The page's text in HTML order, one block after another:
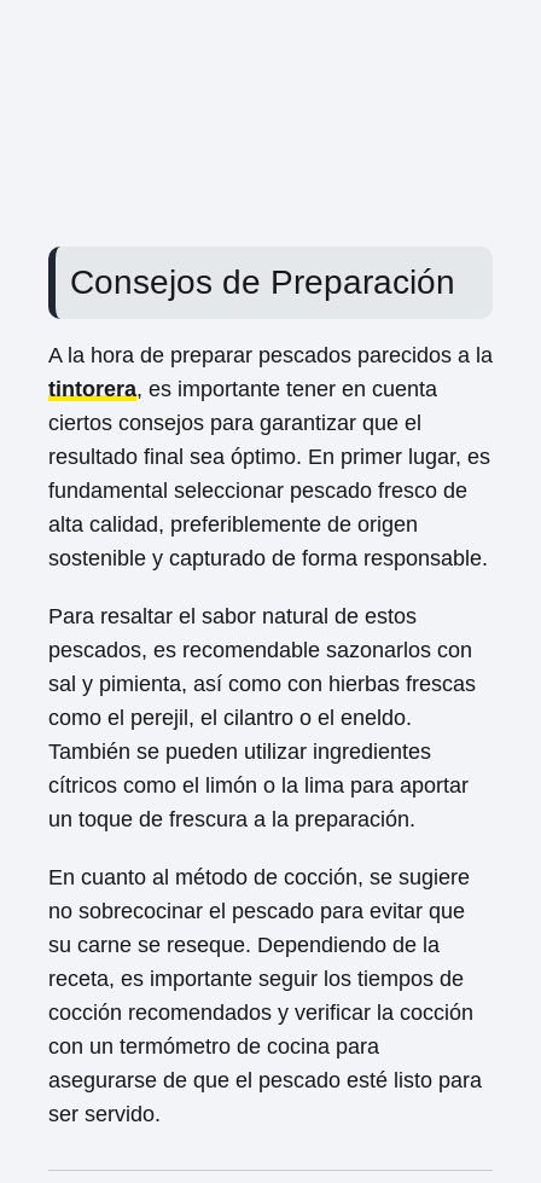
Consejos de Preparación
A la hora de preparar pescados parecidos a la
tintorera, es importante tener en cuenta
ciertos consejos para garantizar que el
resultado final sea óptimo. En primer lugar, es
fundamental seleccionar pescado fresco de
alta calidad, preferiblemente de origen
sostenible y capturado de forma responsable.
Para resaltar el sabor natural de estos
pescados, es recomendable sazonarlos con
sal y pimienta, así como con hierbas frescas
como el perejil, el cilantro o el eneldo.
También se pueden utilizar ingredientes
cítricos como el limón o la lima para aportar
un toque de frescura a la preparación.
En cuanto al método de cocción, se sugiere
no sobrecocinar el pescado para evitar que
su carne se reseque. Dependiendo de la
receta, es importante seguir los tiempos de
cocción recomendados y verificar la cocción
con un termómetro de cocina para
asegurarse de que el pescado esté listo para
ser servido.